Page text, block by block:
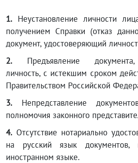
1. Неустановление личности
получением Справки (отказ
документ, удостоверяющий
2. Предъявление документа,
личность, с истекшим сроком
Правительством Российской
3. Непредставление
полномочия законного
4. Отсутствие нотариально
на русский язык документов,
иностранном языке.